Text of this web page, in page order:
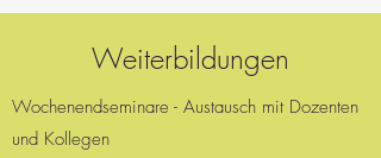
Weiterbildungen
Wochenendseminare - Austausch mit Dozenten
und Kollegen